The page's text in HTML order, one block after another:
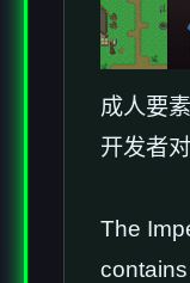
成人要
开发者
The